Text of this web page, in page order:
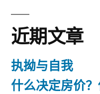
章
导
航
近期文章
执拗与自我
什么决定房价？